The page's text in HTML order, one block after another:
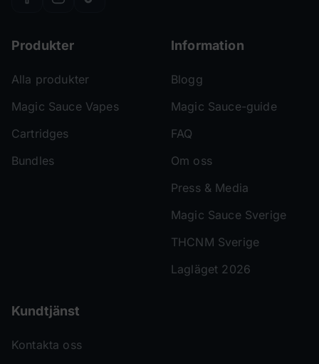
Produkter
Alla produkter
Magic Sauce Vapes
Cartridges
Bundles
Information
Blogg
Magic Sauce-guide
FAQ
Om oss
Press & Media
Magic Sauce Sverige
THCNM Sverige
Lagläget 2026
Kundtjänst
Kontakta oss